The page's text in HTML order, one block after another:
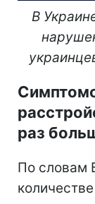
В
раз
По словам
количестве